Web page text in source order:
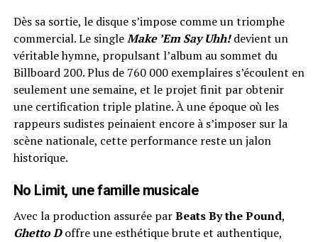
Dès sa sortie, le disque s’impose comme un triomphe
commercial. Le singleMake ’Em Say Uhh!devient un
véritable hymne, propulsant l’album au sommet du
Billboard 200. Plus de 760 000 exemplaires s’écoulent en
seulement une semaine, et le projet finit par obtenir
une certification triple platine. À une époque où les
rappeurs sudistes peinaient encore à s’imposer sur la
scène nationale, cette performance reste un jalon
historique.
No Limit, une famille musicale
Avec la production assurée parBeats By the Pound,
Ghetto Doffre une esthétique brute et authentique,